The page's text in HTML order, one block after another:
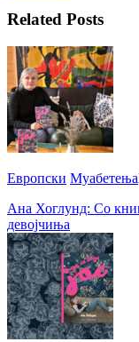
Related Posts
Европски Муабетења
Ана Хоглунд: Со
девојчиња